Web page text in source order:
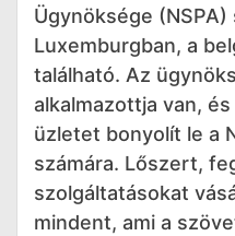
Ügynöksége (NSPA)
Luxemburgban, a
található. Az
alkalmazottja van,
üzletet bonyolít le a
számára. Lőszert,
szolgáltatásokat
mindent, ami a